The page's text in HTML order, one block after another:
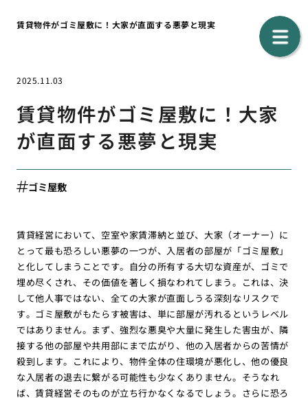
賃貸物件がゴミ屋敷に！大家が直面する悪夢と現実
2025.11.03
賃貸物件がゴミ屋敷に！大家
が直面する悪夢と現実
ゴミ屋敷
賃貸経営において、空室や家賃滞納と並び、大家（オーナー）に
とって最も恐ろしい悪夢の一つが、入居者の部屋が「ゴミ屋敷」
と化してしまうことです。自分の所有する大切な資産が、ゴミで
埋め尽くされ、その価値を著しく損なわれてしまう。これは、決
して他人事ではない、全ての大家が直面しうる深刻なリスクで
す。ゴミ屋敷がもたらす被害は、単に部屋が汚れるというレベル
ではありません。まず、強烈な悪臭や大量に発生した害虫が、隣
接する他の部屋や共用部にまで広がり、他の入居者からの苦情が
殺到します。これにより、物件全体の住環境が悪化し、他の優良
な入居者の退去に繋がる可能性も少なくありません。そうなれ
ば、賃貸経営そのものが立ち行かなくなるでしょう。さらに恐ろ